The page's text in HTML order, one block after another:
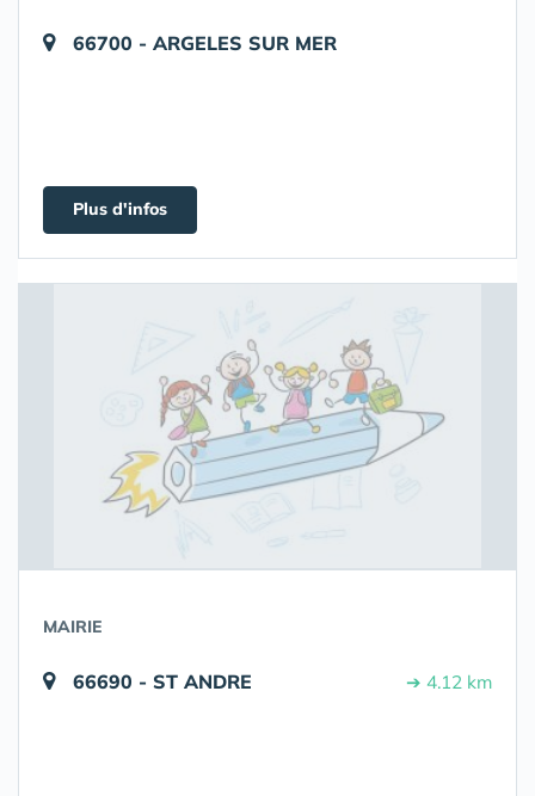
66700 - ARGELES SUR MER
Plus d'infos
MAIRIE
66690 - ST ANDRE ➔ 4.12 km